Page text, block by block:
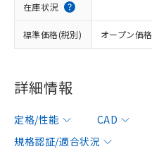
在庫状況
標準価格(税別) オープン価格
詳細情報
定格/性能 CAD
規格認証/適合状況